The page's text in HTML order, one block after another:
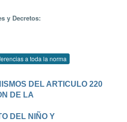
y Decretos:
a toda la norma
DEL ARTICULO 220
DE LA
DEL NIÑO Y